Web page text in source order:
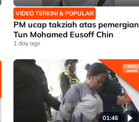
VIDEO TERKINI & POPULAR
PM ucap takziah atas pemergian
Tun Mohamed Eusoff Chin
1 day ago
01:46